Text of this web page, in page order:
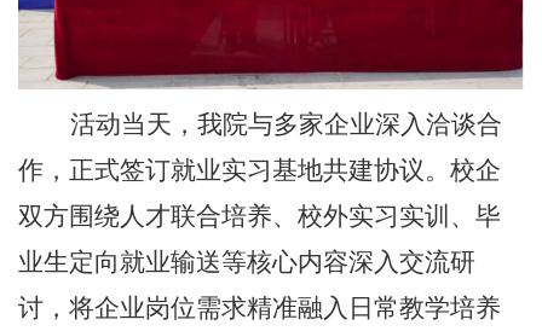
活动当天，我院与多家企业深入洽谈合
作，正式签订就业实习基地共建协议。校企
双方围绕人才联合培养、校外实习实训、毕
业生定向就业输送等核心内容深入交流研
讨，将企业岗位需求精准融入日常教学培养